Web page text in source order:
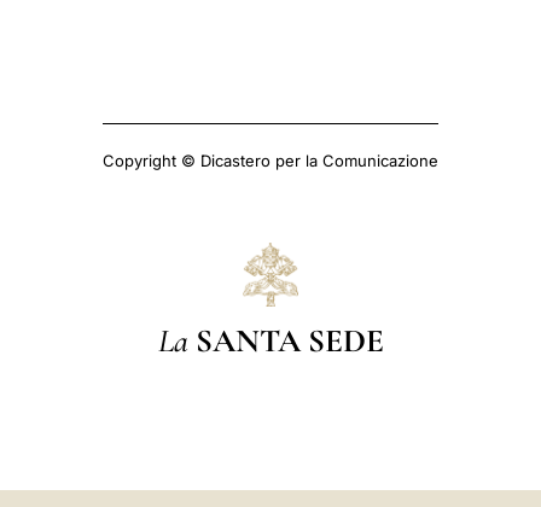
Copyright © Dicastero per la Comunicazione
La SANTA SEDE